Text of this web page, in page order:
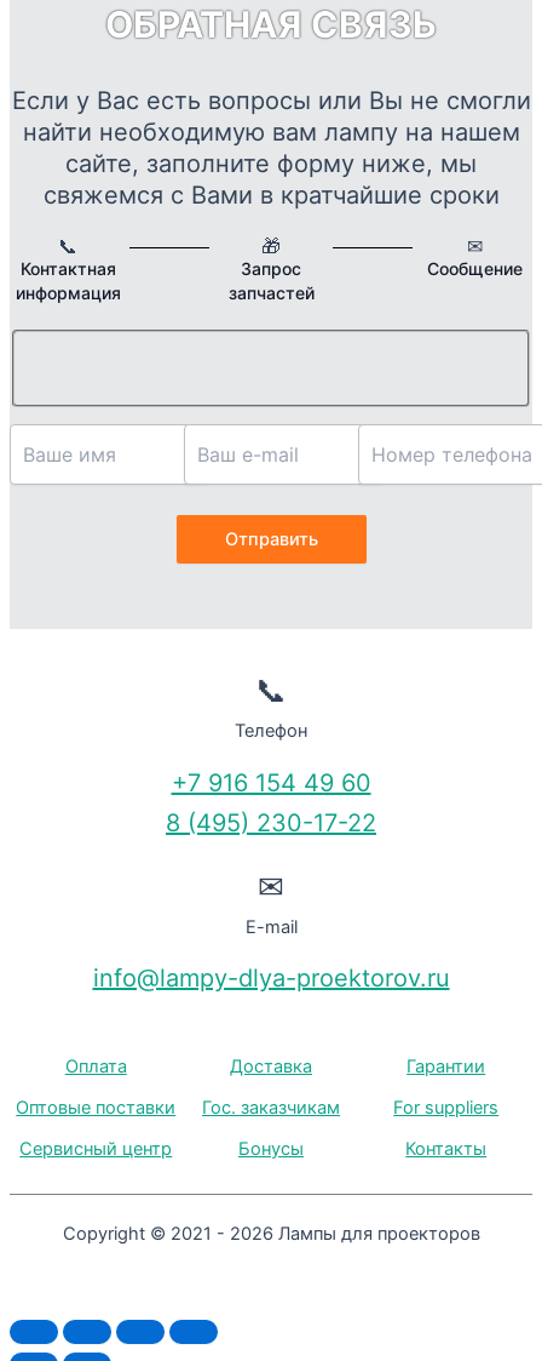
ОБРАТНАЯ СВЯЗЬ
Если у Вас есть вопросы или Вы не смогли
найти необходимую вам лампу на нашем
сайте, заполните форму ниже, мы
свяжемся с Вами в кратчайшие сроки
📞
Контактная
информация
🎁
Запрос
запчастей
✉
Сообщение
📞
Телефон
+7 916 154 49 60
8 (495) 230-17-22
✉
E-mail
info@lampy-dlya-proektorov.ru
Оплата Доставка
Гарантии
Оптовые поставки
Гос. заказчикам
For suppliers
Сервисный центр
Бонусы Контакты
Copyright © 2021 - 2026 Лампы для проекторов